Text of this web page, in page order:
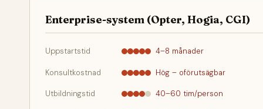
Enterprise-system (Opter, Hogia, CGI)
Uppstartstid 4–8 månader
Konsultkostnad Hög – oförutsägbar
Utbildningstid 40–60 tim/person